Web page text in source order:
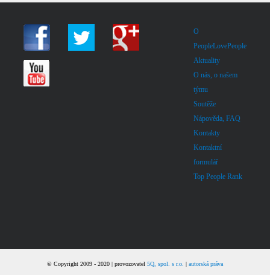
O
PeopleLovePeople
Aktuality
O nás, o našem
týmu
Soutěže
Nápověda, FAQ
Kontakty
Kontaktní
formulář
Top People Rank
© Copyright 2009 - 2020 | provozovatel 5Q, spol. s r.o. | autorská práva